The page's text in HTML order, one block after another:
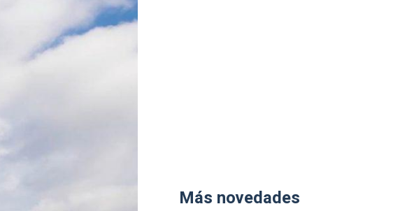
Más novedades